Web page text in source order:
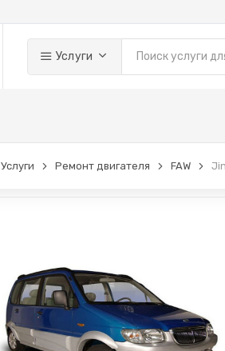
Услуги
Услуги Ремонт двигателя FAW